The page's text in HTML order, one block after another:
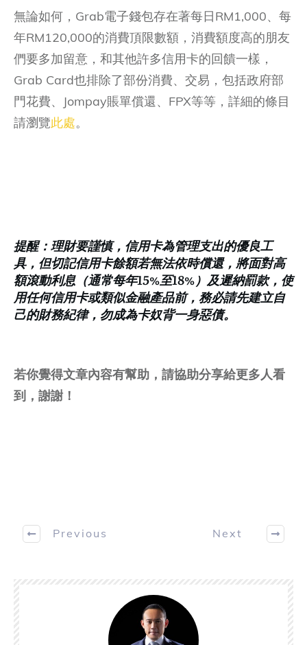
無論如何，Grab電子錢包存在著每日RM1,000、每
年RM120,000的消費頂限數額，消費額度高的朋友
們要多加留意，和其他許多信用卡的回饋一樣，
Grab Card也排除了部份消費、交易，包括政府部
門花費、Jompay賬單償還、FPX等等，詳細的條目
請瀏覽此處。
提醒：理財要謹慎，信用卡為管理支出的優良工
具，但切記信用卡餘額若無法依時償還，將面對高
額滾動利息（通常每年15%至18%）及遲納罰款，使
用任何信用卡或類似金融產品前，務必請先建立自
己的財務紀律，勿成為卡奴背一身惡債。
若你覺得文章內容有幫助， 請協助分享給更多人看
到，謝謝！
Previous Next